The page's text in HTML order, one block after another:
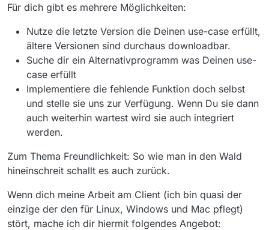
Für dich gibt es mehrere Möglichkeiten:
Nutze die letzte Version die Deinen use-case erfüllt,
ältere Versionen sind durchaus downloadbar.
Suche dir ein Alternativprogramm was Deinen use-
case erfüllt
Implementiere die fehlende Funktion doch selbst
und stelle sie uns zur Verfügung. Wenn Du sie dann
auch weiterhin wartest wird sie auch integriert
werden.
Zum Thema Freundlichkeit: So wie man in den Wald
hineinschreit schallt es auch zurück.
Wenn dich meine Arbeit am Client (ich bin quasi der
einzige der den für Linux, Windows und Mac pflegt)
stört, mache ich dir hiermit folgendes Angebot: